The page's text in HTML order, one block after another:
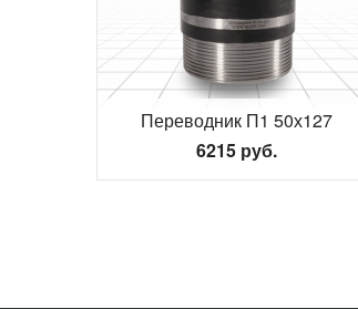
Переводник П1 50х127
6215 руб.